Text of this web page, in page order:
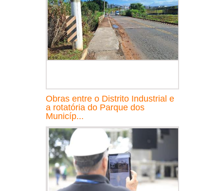
Obras entre o Distrito Industrial e
a rotatória do Parque dos
Municíp...